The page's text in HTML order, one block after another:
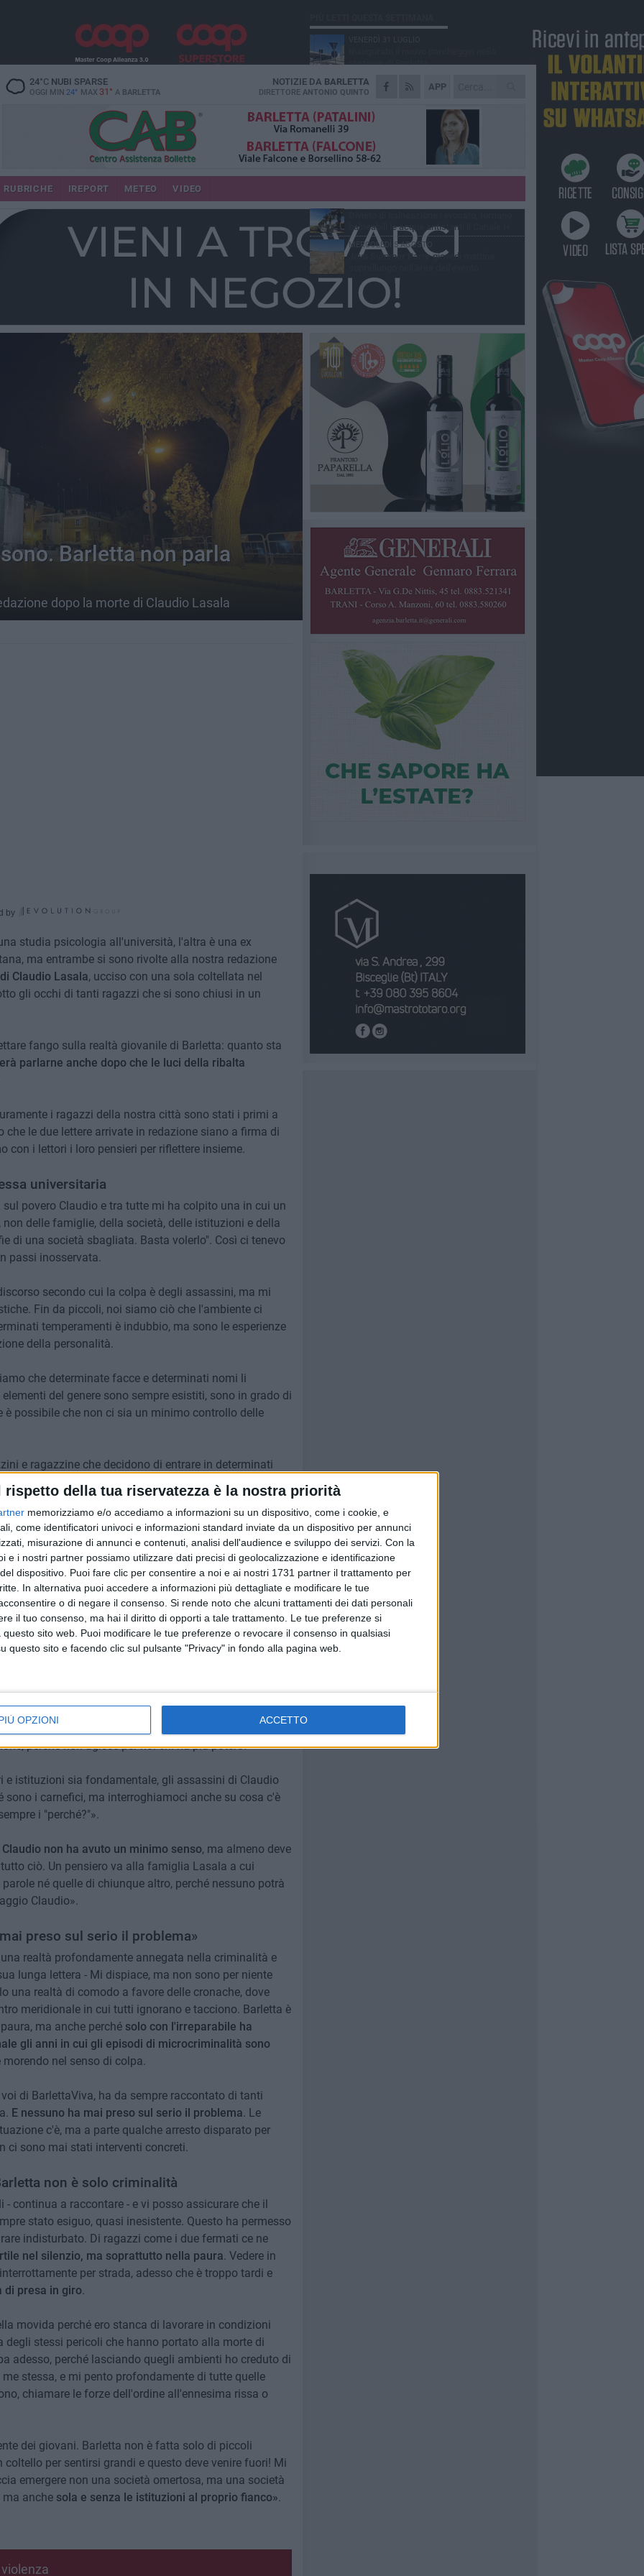
rispetto della tua riservatezza è la nostra priorità
memorizziamo e/o accediamo a informazioni su un dispositivo, come i cookie, e
come identificatori univoci e informazioni standard inviate da un dispositivo per annunci
misurazione di annunci e contenuti, analisi dell'audience e sviluppo dei servizi. Con la
e i nostri partner possiamo utilizzare dati precisi di geolocalizzazione e identificazione
dispositivo. Puoi fare clic per consentire a noi e ai nostri 1731 partner il trattamento per
In alternativa puoi accedere a informazioni più dettagliate e modificare le tue
o di negare il consenso. Si rende noto che alcuni trattamenti dei dati personali
il tuo consenso, ma hai il diritto di opporti a tale trattamento. Le tue preferenze si
sito web. Puoi modificare le tue preferenze o revocare il consenso in qualsiasi
questo sito e facendo clic sul pulsante "Privacy" in fondo alla pagina web.
OPZIONI ACCETTO
24°CNUBI SPARSE
OGGI MIN 24° MAX 31° A BARLETTA
APP
NOTIZIE DA BARLETTA
DIRETTORE ANTONIO QUINTO
RUBRICHE IREPORT METEO VIDEO
Barletta non parla
dopo la morte di Claudio Lasala
by
studia psicologia all'università, l'altra è una ex
ma entrambe si sono rivolte alla nostra redazione
Claudio Lasala, ucciso con una sola coltellata nel
gli occhi di tanti ragazzi che si sono chiusi in un
fango sulla realtà giovanile di Barletta: quanto sta
parlarne anche dopo che le luci della ribalta
i ragazzi della nostra città sono stati i primi a
le due lettere arrivate in redazione siano a firma di
con i lettori i loro pensieri per riflettere insieme.
universitaria
povero Claudio e tra tutte mi ha colpito una in cui un
delle famiglie, della società, delle istituzioni e della
di una società sbagliata. Basta volerlo". Così ci tenevo
passi inosservata.
secondo cui la colpa è degli assassini, ma mi
Fin da piccoli, noi siamo ciò che l'ambiente ci
temperamenti è indubbio, ma sono le esperienze
della personalità.
che determinate facce e determinati nomi li
del genere sono sempre esistiti, sono in grado di
è possibile che non ci sia un minimo controllo delle
e ragazzine che decidono di entrare in determinati
e vogliono cercare di sentirsi accettati in
non si accorgono di questi segnali? E inoltre perché
psicologi e educatori?
parlare della sicurezza della nostra città. Come ho
determinate facce o nomi, quindi mi chiedo, come è
noti alle forze dell'ordine? Perché si fa finta di non
potrebbe ovviamente essere fatta anche a tutti
a determinate cose?
ormai la nostra città è arrivata ad un punto in cui
ho paura ad espormie il povero Claudio ne è la
espongono nonostante vorrebbero farlo davvero,
nostri che è meglio"
perché non agisce per noi chi ha più potere?
e istituzioni sia fondamentale, gli assassini di Claudio
i carnefici, ma interroghiamoci anche su cosa c'è
i "perché?"».
non ha avuto un minimo senso, ma almeno deve
ciò. Un pensiero va alla famiglia Lasala a cui
né quelle di chiunque altro, perché nessuno potrà
Claudio».
preso sul serio il problema»
realtà profondamente annegata nella criminalità e
lunga lettera - Mi dispiace, ma non sono per niente
una realtà di comodo a favore delle cronache, dove
meridionale in cui tutti ignorano e tacciono. Barletta è
ma anche perché solo con l'irreparabile ha
gli anni in cui gli episodi di microcriminalità sono
nel senso di colpa.
di BarlettaViva, ha da sempre raccontato di tanti
E nessuno ha mai preso sul serio il problema. Le
c'è, ma a parte qualche arresto disparato per
ci sono mai stati interventi concreti.
non è solo criminalità
continua a raccontare - e vi posso assicurare che il
stato esiguo, quasi inesistente. Questo ha permesso
indisturbato. Di ragazzi come i due fermati ce ne
nel silenzio, ma soprattutto nella paura. Vedere in
per strada, adesso che è troppo tardi e
di presa in giro.
movida perché ero stanca di lavorare in condizioni
stessi pericoli che hanno portato alla morte di
adesso, perché lasciando quegli ambienti ho creduto di
stessa, e mi pento profondamente di tutte quelle
chiamare le forze dell'ordine all'ennesima rissa o
dei giovani. Barletta non è fatta solo di piccoli
per sentirsi grandi e questo deve venire fuori! Mi
emergere non una società omertosa, ma una società
ma anche sola e senza le istituzioni al proprio fianco».
stazione di Barletta
MERCOLEDÌ 5 AGOSTO
Barletta piange Gioacchino Dagnello:
GIOVEDÌ 30 LUGLIO
Rapina all'Ipercoop di Barletta: nel mirino la
gioielleria, banditi in fuga
DOMENICA 2 AGOSTO
Beni confiscati alla mafia. Nasce il servizio
VENERDÌ 31 LUGLIO
balneabili le acque antistanti il Canale H
MERCOLEDÌ 5 AGOSTO
Jova Summer Party, giovedì mattina